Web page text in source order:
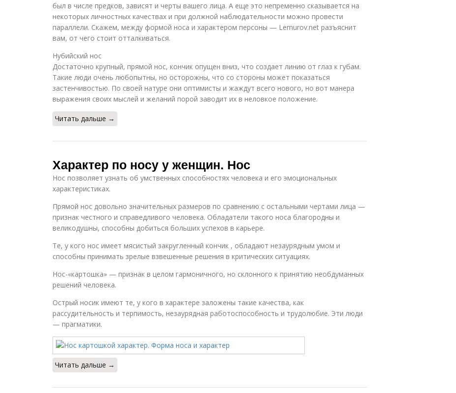
был в числе предков, зависят и черты вашего лица. А еще это непременно сказывается на
некоторых личностных качествах и при должной наблюдательности можно провести
параллели. Скажем, между формой носа и характером персоны — Lemurov.net разъяснит
вам, от чего стоит отталкиваться.
Нубийский нос
Достаточно крупный, прямой нос, кончик опущен вниз, что создает линию от глаз к губам.
Такие люди очень любопытны, но осторожны, что со стороны может показаться
застенчивостью. По своей натуре они оптимисты и жаждут всего нового, но вот манера
выражения своих мыслей и желаний порой заводит их в неловкое положение.
Читать дальше →
Характер по носу у женщин. Нос
Нос позволяет узнать об умственных способностях человека и его эмоциональных
характеристиках.
Прямой нос довольно значительных размеров по сравнению с остальными чертами лица —
признак честного и справедливого человека. Обладатели такого носа благородны и
великодушны, способны добиться больших успехов в карьере.
Те, у кого нос имеет мясистый закругленный кончик , обладают незаурядным умом и
способны принимать зрелые взвешенные решения в критических ситуациях.
Нос-«картошка» — признак в целом гармоничного, но склонного к принятию необдуманных
решений человека.
Острый носик имеют те, у кого в характере заложены такие качества, как
рассудительность и терпимость, незаурядная работоспособность и трудолюбие. Эти люди
— прагматики.
Читать дальше →